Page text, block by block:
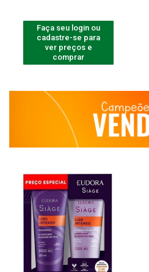
Faça seu login ou
cadastre-se para
ver preços e
comprar